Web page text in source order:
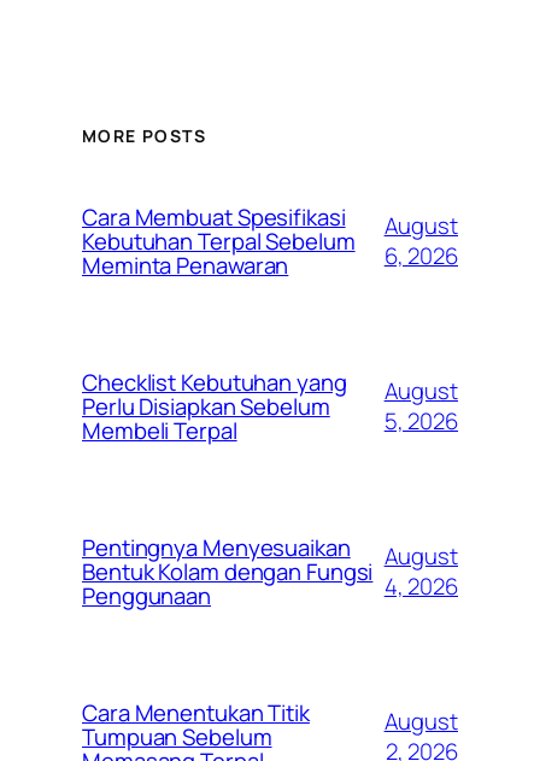
MORE POSTS
Cara Membuat Spesifikasi
Kebutuhan Terpal Sebelum
Meminta Penawaran
August
6, 2026
Checklist Kebutuhan yang
Perlu Disiapkan Sebelum
Membeli Terpal
August
5, 2026
Pentingnya Menyesuaikan
Bentuk Kolam dengan Fungsi
Penggunaan
August
4, 2026
Cara Menentukan Titik
Tumpuan Sebelum
August
2, 2026